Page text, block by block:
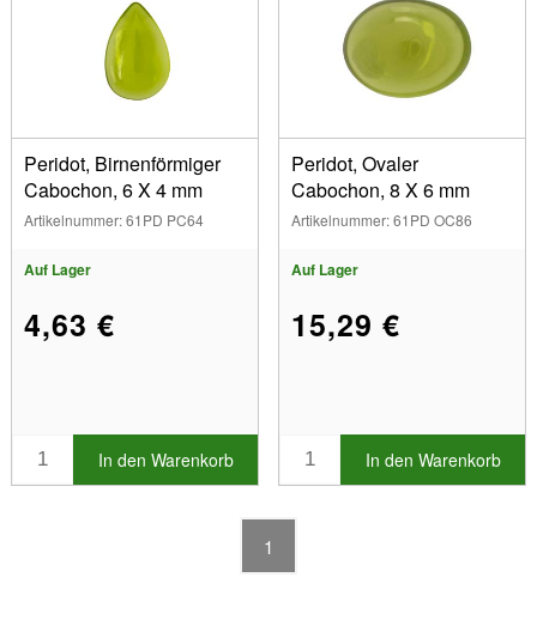
Peridot, Birnenförmiger
Cabochon, 6 X 4 mm
Artikelnummer: 61PD PC64
Auf Lager
4,63 €
In den Warenkorb
Peridot, Ovaler
Cabochon, 8 X 6 mm
Artikelnummer: 61PD OC86
Auf Lager
15,29 €
In den Warenkorb
1